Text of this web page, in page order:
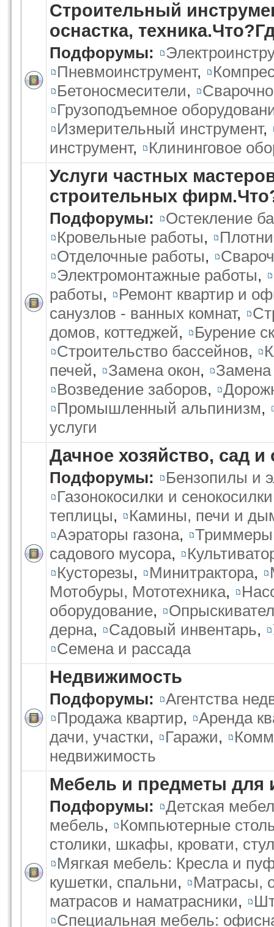
Строительный
оснастка,
Подфорумы:
Пневмоинструмент,
Бетоносмесители,
Грузоподъемное
Измерительный инструмент,
инструмент, Клининговое
Услуги частных
строительных
Подфорумы:
Остекление
Кровельные работы,
Отделочные работы,
Электромонтажные работы,
работы,
Ремонт квартир и
санузлов - ванных комнат,
домов, коттеджей,
Бурение
Строительство бассейнов,
печей, Замена окон,
Возведение заборов,
Промышленный альпинизм,
услуги
Дачное хозяйство, сад и
Подфорумы:
Бензопилы и
Газонокосилки и сенокосилки
теплицы,
Камины, печи и
Аэраторы газона, Триммеры
садового мусора,
Кусторезы, Минитрактора,
Мотобуры, Мототехника,
оборудование,
дерна, Садовый инвентарь,
Семена и рассада
Недвижимость
Подфорумы:
Агентства
Продажа квартир,
Аренда
дачи, участки, Гаражи,
недвижимость
Мебель и предметы для
Подфорумы:
Детская
мебель,
Компьютерные
столики, шкафы, кровати,
Мягкая мебель: Кресла и
кушетки, спальни,
Матрасы,
матрасов и наматрасники,
Специальная мебель: